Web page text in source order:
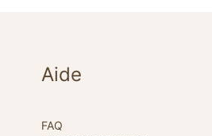
Aide
FAQ